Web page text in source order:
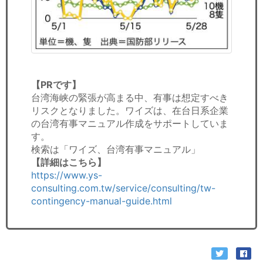
【PRです】
台湾海峡の緊張が高まる中、有事は想定すべき
リスクとなりました。ワイズは、在台日系企業
の台湾有事マニュアル作成をサポートしていま
す。
検索は「ワイズ、台湾有事マニュアル」
【詳細はこちら】
https://www.ys-
consulting.com.tw/service/consulting/tw-
contingency-manual-guide.html